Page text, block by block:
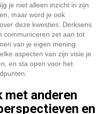
je niet alleen inzicht in zijn
maar word je ook
deze kwesties. Derksens
communiceren zet aan tot
van je eigen mening.
aspecten van zijn visie je
en sta open voor het
met anderen
en